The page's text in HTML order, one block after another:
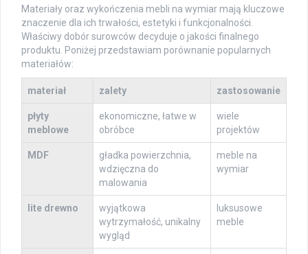
Materiały oraz wykończenia mebli na wymiar mają kluczowe
znaczenie dla ich trwałości, estetyki i funkcjonalności.
Właściwy dobór surowców decyduje o jakości finalnego
produktu. Poniżej przedstawiam porównanie popularnych
materiałów:
materiał zalety zastosowanie
płyty
meblowe
ekonomiczne, łatwe w
obróbce
wiele
projektów
MDF
gładka powierzchnia,
wdzięczna do
malowania
meble na
wymiar
lite drewno
wyjątkowa
wytrzymałość, unikalny
wygląd
luksusowe
meble